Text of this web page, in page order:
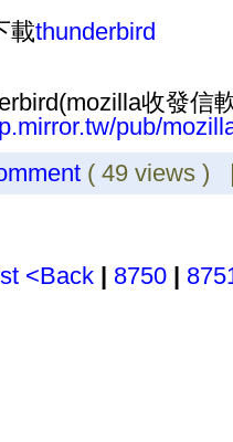
載thunderbird
收發信
pub/
( 49 views
<Back | 8750 |